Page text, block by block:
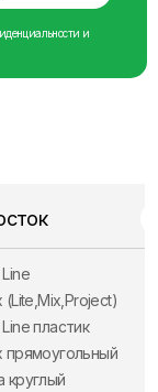
и
(Lite,Mix,Project)
пластик
прямоугольный
круглый